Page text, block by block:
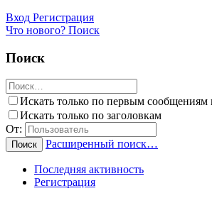
Вход Регистрация
Что нового? Поиск
Поиск
Искать только по первым сообщениям
Искать только по заголовкам
От:
Поиск Расширенный поиск…
Последняя активность
Регистрация